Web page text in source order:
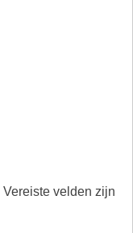
Vereiste velden zijn